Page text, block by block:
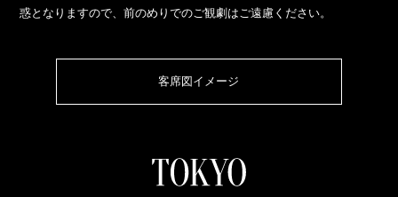
惑となりますので、前のめりでのご観劇はご遠慮ください。
客席図イメージ